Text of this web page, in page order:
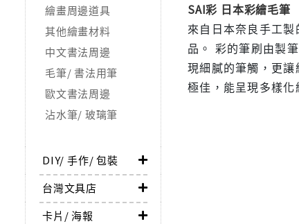
繪畫周邊道具
其他繪畫材料
中文書法周邊
毛筆/ 書法用筆
歐文書法周邊
沾水筆/ 玻璃筆
DIY/ 手作/ 包裝
台灣文具店
卡片/ 海報
SAI彩 日本彩繪毛筆
來自日本奈良手工
品。 彩的筆刷由製
現細膩的筆觸，更
極佳，能呈現多樣